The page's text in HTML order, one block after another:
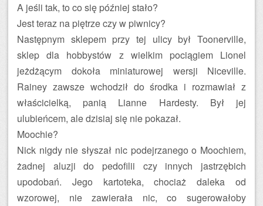
A jeśli tak, to co się później stało?
Jest teraz na piętrze czy w piwnicy?
Następnym sklepem przy tej ulicy był Toonerville,
sklep dla hobbystów z wielkim pociągiem Lionel
jeżdżącym dokoła miniaturowej wersji Niceville.
Rainey zawsze wchodził do środka i rozmawiał z
właścicielką, panią Lianne Hardesty. Był jej
ulubieńcem, ale dzisiaj się nie pokazał.
Moochie?
Nick nigdy nie słyszał nic podejrzanego o Moochiem,
żadnej aluzji do pedofilii czy innych jastrzębich
upodobań. Jego kartoteka, chociaż daleka od
wzorowej, nie zawierała nic, co sugerowałoby